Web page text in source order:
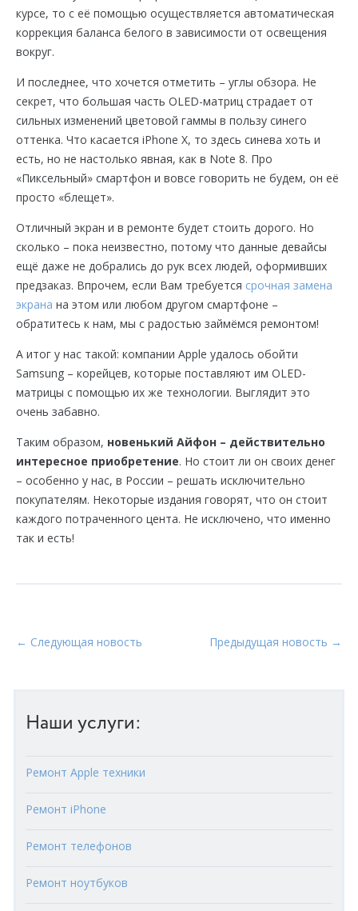
курсе, то с её помощью осуществляется автоматическая
коррекция баланса белого в зависимости от освещения
вокруг.
И последнее, что хочется отметить – углы обзора. Не
секрет, что большая часть OLED-матриц страдает от
сильных изменений цветовой гаммы в пользу синего
оттенка. Что касается iPhone X, то здесь синева хоть и
есть, но не настолько явная, как в Note 8. Про
«Пиксельный» смартфон и вовсе говорить не будем, он её
просто «блещет».
Отличный экран и в ремонте будет стоить дорого. Но
сколько – пока неизвестно, потому что данные девайсы
ещё даже не добрались до рук всех людей, оформивших
предзаказ. Впрочем, если Вам требуется срочная замена
экрана на этом или любом другом смартфоне –
обратитесь к нам, мы с радостью займёмся ремонтом!
А итог у нас такой: компании Apple удалось обойти
Samsung – корейцев, которые поставляют им OLED-
матрицы с помощью их же технологии. Выглядит это
очень забавно.
Таким образом, новенький Айфон – действительно
интересное приобретение. Но стоит ли он своих денег
– особенно у нас, в России – решать исключительно
покупателям. Некоторые издания говорят, что он стоит
каждого потраченного цента. Не исключено, что именно
так и есть!
Предыдущая новость →
← Следующая новость
Наши услуги:
Ремонт Apple техники
Ремонт iPhone
Ремонт телефонов
Ремонт ноутбуков